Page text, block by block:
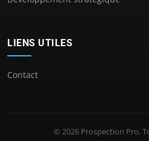
LIENS UTILES
Contact
© 2026 Prospection Pro.